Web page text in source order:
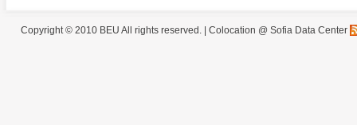
Copyright © 2010 BEU All rights reserved. | Colocation @ Sofia Data Center